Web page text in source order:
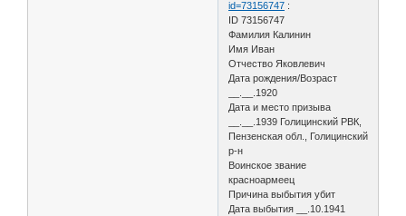
id=73156747 :
ID 73156747
Фамилия Калинин
Имя Иван
Отчество Яковлевич
Дата рождения/Возраст
__.__.1920
Дата и место призыва
__.__.1939 Голицинский РВК,
Пензенская обл., Голицинский
р-н
Воинское звание
красноармеец
Причина выбытия убит
Дата выбытия __.10.1941